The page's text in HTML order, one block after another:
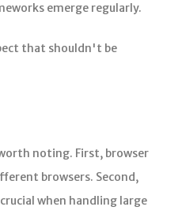
emerge regularly.
that shouldn't be
noting. First, browser
browsers. Second,
when handling large